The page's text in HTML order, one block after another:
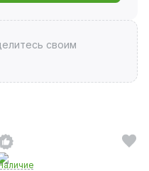
своим